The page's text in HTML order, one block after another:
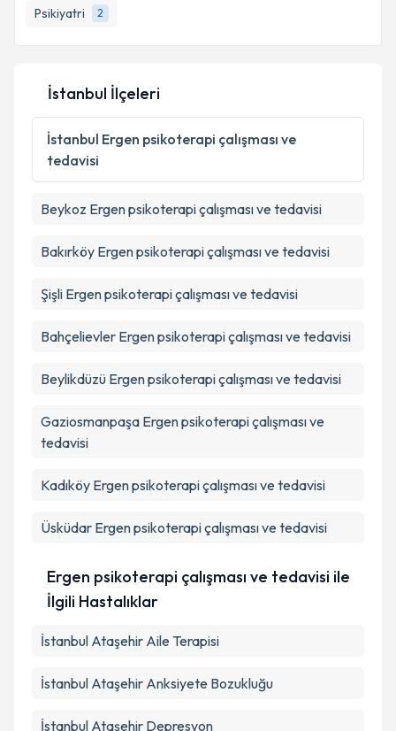
Psikiyatri
2
E-posta Adresiniz
Kişisel verilerimin işlenmesine ilişkinAydınlatma
Metni
'ni okudum ve kişisel verilerimin belirtilen
kapsamda işlenmesini kabul ediyorum.
Takvim Talebini Gönder
İstanbul İlçeleri
İstanbul Ergen psikoterapi çalışması ve
tedavisi
Beykoz Ergen psikoterapi çalışması ve tedavisi
Bakırköy Ergen psikoterapi çalışması ve tedavisi
Şişli Ergen psikoterapi çalışması ve tedavisi
Bahçelievler Ergen psikoterapi çalışması ve tedavisi
Beylikdüzü Ergen psikoterapi çalışması ve tedavisi
Gaziosmanpaşa Ergen psikoterapi çalışması ve
tedavisi
Kadıköy Ergen psikoterapi çalışması ve tedavisi
Üsküdar Ergen psikoterapi çalışması ve tedavisi
Ergen psikoterapi çalışması ve tedavisi ile
İlgili Hastalıklar
İstanbul Ataşehir Aile Terapisi
İstanbul Ataşehir Anksiyete Bozukluğu
İstanbul Ataşehir Depresyon